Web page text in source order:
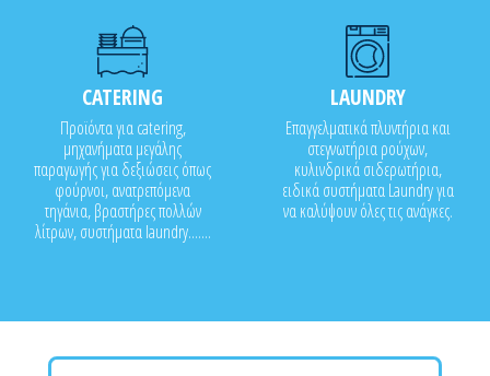
CATERING
Προϊόντα για catering,
μηχανήματα μεγάλης
παραγωγής για δεξιώσεις όπως
φούρνοι, ανατρεπόμενα
τηγάνια, βραστήρες πολλών
λίτρων, συστήματα laundry.......
LAUNDRY
Επαγγελματικά πλυντήρια και
στεγνωτήρια ρούχων,
κυλινδρικά σιδερωτήρια,
ειδικά συστήματα Laundry για
να καλύψουν όλες τις ανάγκες.